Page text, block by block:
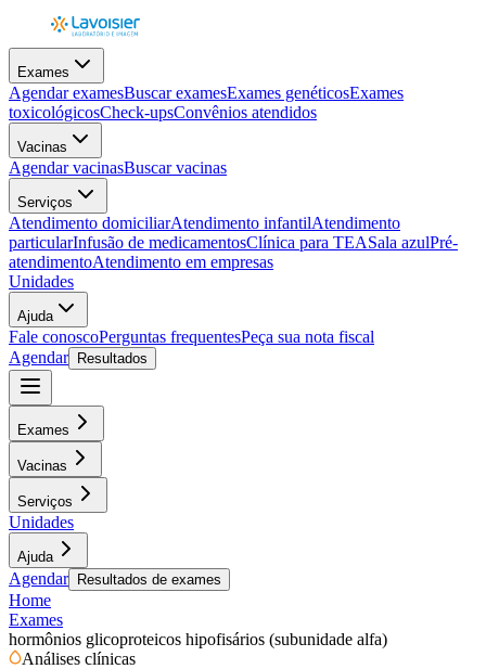
Exames
Agendar examesBuscar examesExames genéticosExames
toxicológicosCheck-upsConvênios atendidos
Vacinas
Agendar vacinasBuscar vacinas
Serviços
Atendimento domiciliarAtendimento infantilAtendimento
particularInfusão de medicamentosClínica para TEASala azulPré-
atendimentoAtendimento em empresas
Unidades
Ajuda
Fale conoscoPerguntas frequentesPeça sua nota fiscal
Agendar
Resultados
Exames
Vacinas
Serviços
Unidades
Ajuda
Agendar Resultados de exames
Home
Exames
hormônios glicoproteicos hipofisários (subunidade alfa)
Análises clínicas